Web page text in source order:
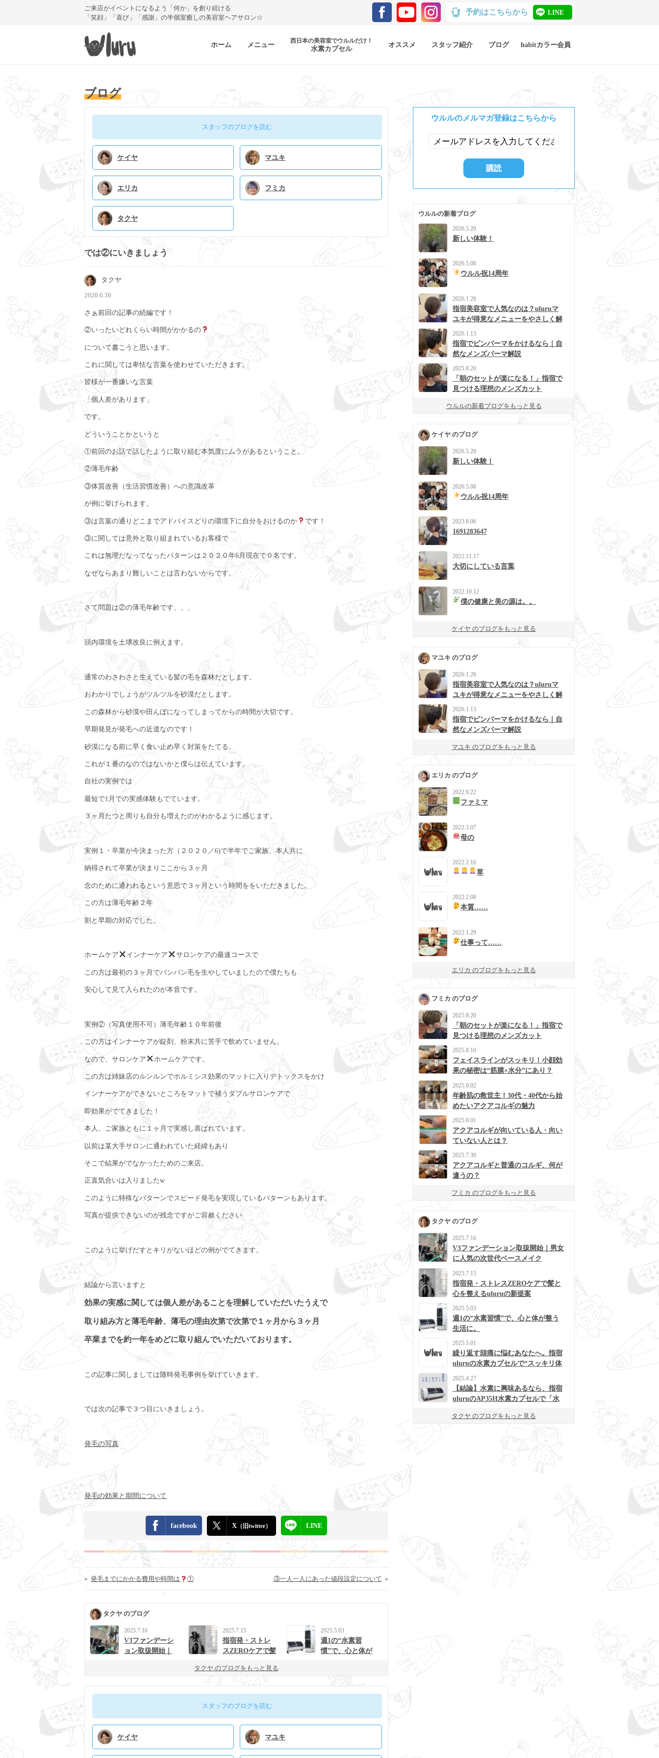
ご来店がイベントになるよう「何か」を創り続ける
「笑顔」「喜び」「感謝」の半個室癒しの美容室ヘアサロン☆
予約はこちらから LINE
ホーム メニュー 西日本の美容室でウルルだけ！
水素カプセル オススメ スタッフ紹介 ブログ habitカラー会員
ブログ
スタッフのブログを読む
ケイヤ マユキ
エリカ フミカ
タクヤ
では②にいきましょう
タクヤ
2020.6.30
さぁ前回の記事の続編です！
②いったいどれくらい時間がかかるの
について書こうと思います。
これに関しては卑怯な言葉を使わせていただきます。
皆様が一番嫌いな言葉
「個人差があります」
です。
どういうことかというと
①前回のお話で話したように取り組む本気度にムラがあるということ。
②薄毛年齢
③体質改善（生活習慣改善）への意識改革
が例に挙げられます。
③は言葉の通りどこまでアドバイスどりの環境下に自分をおけるのか です！
③に関しては意外と取り組まれているお客様で
これは無理だなってなったパターンは２０２０年6月現在で０名です。
なぜならあまり難しいことは言わないからです。
さて問題は②の薄毛年齢です、、、
頭内環境を土壌改良に例えます。
通常のわさわさと生えている髪の毛を森林だとします。
おわかりでしょうがツルツルを砂漠だとします。
この森林から砂漠や田んぼになってしまってからの時間が大切です。
早期発見が発毛への近道なのです！
砂漠になる前に早く食い止め早く対策をたてる。
これが１番のなのではないかと僕らは伝えています。
自社の実例では
最短で1月での実感体験もでています。
３ヶ月たつと周りも自分も増えたのがわかるように感じます。
実例１・卒業が今決まった方（２０２０／6)で半年でご家族、本人共に
納得されて卒業が決まりここから３ヶ月
念のために通われるという意思で３ヶ月という時間ををいただきました。
この方は薄毛年齢２年
割と早期の対応でした。
ホームケア インナーケア サロンケアの最速コースで
この方は最初の３ヶ月でバンバン毛を生やしていましたので僕たちも
安心して見て入られたのが本音です。
実例②（写真使用不可）薄毛年齢１０年前後
この方はインナーケアが錠剤、粉末共に苦手で飲めていません。
なので、サロンケア ホームケアです。
この方は姉妹店のルンルンでホルミシス効果のマットに入りデトックスをかけ
インナーケアができないところをマットで補うダブルサロンケアで
即効果がでてきました！
本人、ご家族ともに１ヶ月で実感し喜ばれています。
以前は某大手サロンに通われていた経緯もあり
そこで結果がでなかったためのご来店。
正直気合いは入りましたw
このように特殊なパターンでスピード発毛を実現しているパターンもあります。
写真が提供できないのが残念ですがご容赦ください
このように挙げだすとキリがないほどの例がでてきます。
結論から言いますと
効果の実感に関しては個人差があることを理解していただいたうえで
取り組み方と薄毛年齢、薄毛の理由次第で次第で１ヶ月から３ヶ月
卒業までを約一年をめどに取り組んでいただいております。
この記事に関しましては随時発毛事例を挙げていきます。
では次の記事で３つ目にいきましょう。
発毛の写真
発毛の効果と期間について
facebook X （旧twitter） LINE
« 発毛までにかかる費用や時間は ① »
③一人一人にあった値段設定について
タクヤ のブログ
2025.7.16
V3ファンデーシ
ョン取扱開始｜
2025.7.15
指宿発・ストレ
スZEROケアで髪
uの新提案
2025.5.03
週1の“水素習
慣”で、心と体が
タクヤ のブログをもっと見る
スタッフのブログを読む
ケイヤ マユキ
ウルルのメルマガ登録はこちらから
ウルルの新着ブログ
2026.5.20
新しい体験！
2026.5.08
ウルル祝14周年
2026.1.28
指宿美容室で人気なのは？uluruマ
ユキが得意なメニューをやさしく解
2026.1.13
指宿でピンパーマをかけるなら｜自
然なメンズパーマ解説
2025.8.20
「朝のセットが楽になる！」指宿で
見つける理想のメンズカット
ウルルの新着ブログをもっと見る
ケイヤ のブログ
2026.5.20
新しい体験！
2026.5.08
ウルル祝14周年
2023.8.06
1691283647
2022.11.17
大切にしている言葉
2022.10.12
僕の健康と美の源は。。
ケイヤ のブログをもっと見る
マユキ のブログ
2026.1.28
指宿美容室で人気なのは？uluruマ
ユキが得意なメニューをやさしく解
2026.1.13
指宿でピンパーマをかけるなら｜自
然なメンズパーマ解説
マユキ のブログをもっと見る
エリカ のブログ
2022.9.22
ファミマ
2022.3.07
母の
2022.2.16
草
2022.2.08
本質……
2022.1.29
仕事って……
エリカ のブログをもっと見る
フミカ のブログ
2025.8.20
「朝のセットが楽になる！」指宿で
見つける理想のメンズカット
2025.8.10
フェイスラインがスッキリ！小顔効
果の秘密は“筋膜×水分”にあり？
2025.8.02
年齢肌の救世主！30代・40代から始
めたいアクアコルギの魅力
2025.8.01
アクアコルギが向いている人・向い
ていない人とは？
2025.7.30
アクアコルギと普通のコルギ、何が
違うの？
フミカ のブログをもっと見る
タクヤ のブログ
2025.7.16
V3ファンデーション取扱開始｜男女
に人気の次世代ベースメイク
2025.7.15
指宿発・ストレスZEROケアで髪と
心を整えるuluruの新提案
2025.5.03
週1の“水素習慣”で、心と体が整う
生活に。
2025.5.01
繰り返す頭痛に悩むあなたへ。指宿
uluruの水素カプセルで“スッキリ体
2025.4.27
【結論】水素に興味あるなら、指宿
uluruのAP35H水素カプセルで「水
タクヤ のブログをもっと見る